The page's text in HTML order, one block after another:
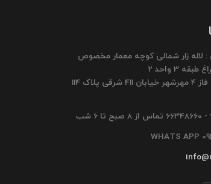
: لاله زار شمالی کوچه معمار مخصوص
3 واحد 2
دفتر کرج : فاز 4 مهرشهر خیابان 411 شرقی پلاک 114